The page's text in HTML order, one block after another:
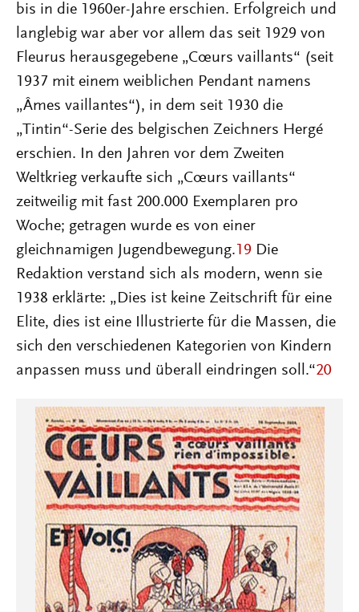
bis in die 1960er-Jahre erschien. Erfolgreich und
langlebig war aber vor allem das seit 1929 von
Fleurus herausgegebene „Cœurs vaillants“ (seit
1937 mit einem weiblichen Pendant namens
„Âmes vaillantes“), in dem seit 1930 die
„Tintin“-Serie des belgischen Zeichners Hergé
erschien. In den Jahren vor dem Zweiten
Weltkrieg verkaufte sich „Cœurs vaillants“
zeitweilig mit fast 200.000 Exemplaren pro
Woche; getragen wurde es von einer
gleichnamigen Jugendbewegung. 19 Die
Redaktion verstand sich als modern, wenn sie
1938 erklärte: „Dies ist keine Zeitschrift für eine
Elite, dies ist eine Illustrierte für die Massen, die
sich den verschiedenen Kategorien von Kindern
anpassen muss und überall eindringen soll.“20